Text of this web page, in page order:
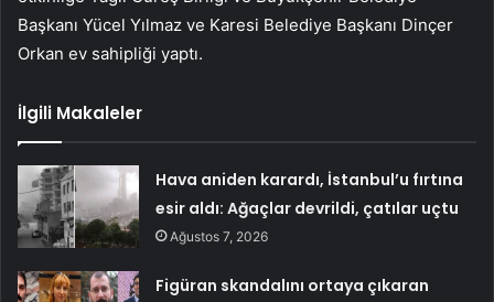
Başkanı Yücel Yılmaz ve Karesi Belediye Başkanı Dinçer
Orkan ev sahipliği yaptı.
İlgili Makaleler
Hava aniden karardı, İstanbul’u fırtına
esir aldı: Ağaçlar devrildi, çatılar uçtu
Ağustos 7, 2026
Figüran skandalını ortaya çıkaran